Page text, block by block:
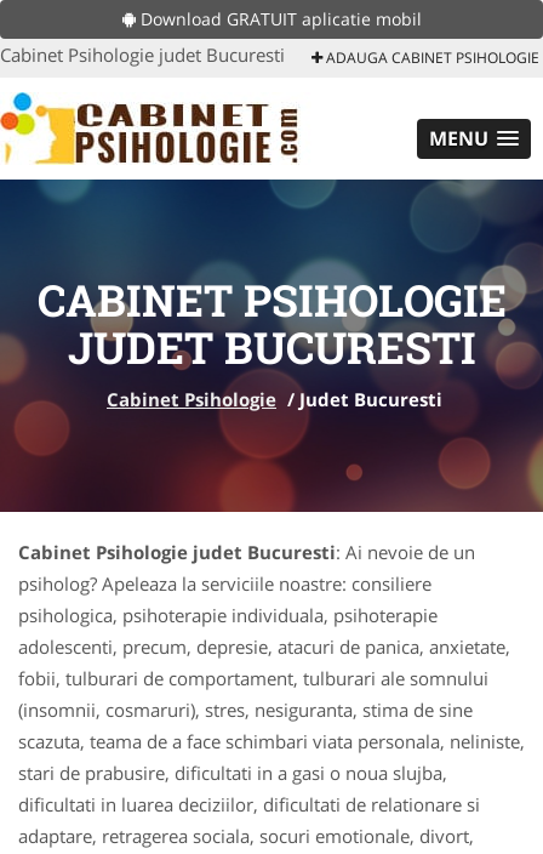
Download GRATUIT aplicatie mobil
Cabinet Psihologie judet Bucuresti ADAUGA CABINET PSIHOLOGIE
MENU
CABINET PSIHOLOGIE
JUDET BUCURESTI
Cabinet Psihologie / Judet Bucuresti
Cabinet Psihologie judet Bucuresti: Ai nevoie de un
psiholog? Apeleaza la serviciile noastre: consiliere
psihologica, psihoterapie individuala, psihoterapie
adolescenti, precum, depresie, atacuri de panica, anxietate,
fobii, tulburari de comportament, tulburari ale somnului
(insomnii, cosmaruri), stres, nesiguranta, stima de sine
scazuta, teama de a face schimbari viata personala, neliniste,
stari de prabusire, dificultati in a gasi o noua slujba,
dificultati in luarea deciziilor, dificultati de relationare si
adaptare, retragerea sociala, socuri emotionale, divort,